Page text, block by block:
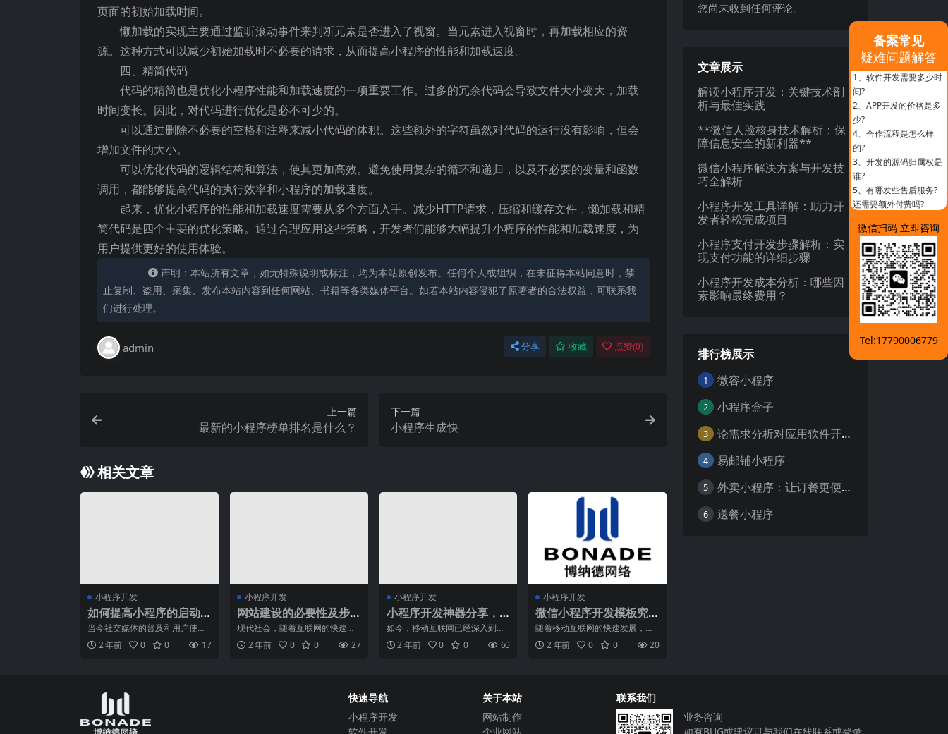
页面的初始加载时间。
懒加载的实现主要通过监听滚动事件来判断元素是否进入了视窗。当元素进入视窗时，再加载相应的资
源。这种方式可以减少初始加载时不必要的请求，从而提高小程序的性能和加载速度。
四、精简代码
代码的精简也是优化小程序性能和加载速度的一项重要工作。过多的冗余代码会导致文件大小变大，加载
时间变长。因此，对代码进行优化是必不可少的。
可以通过删除不必要的空格和注释来减小代码的体积。这些额外的字符虽然对代码的运行没有影响，但会
增加文件的大小。
可以优化代码的逻辑结构和算法，使其更加高效。避免使用复杂的循环和递归，以及不必要的变量和函数
调用，都能够提高代码的执行效率和小程序的加载速度。
起来，优化小程序的性能和加载速度需要从多个方面入手。减少HTTP请求，压缩和缓存文件，懒加载和精
简代码是四个主要的优化策略。通过合理应用这些策略，开发者们能够大幅提升小程序的性能和加载速度，为
用户提供更好的使用体验。
声明：本站所有文章，如无特殊说明或标注，均为本站原创发布。任何个人或组织，在未征得本站同意时，禁
止复制、盗用、采集、发布本站内容到任何网站、书籍等各类媒体平台。如若本站内容侵犯了原著者的合法权益，可联系我
们进行处理。
admin 分享 收藏 点赞(0)
上一篇
最新的小程序榜单排名是什么？
下一篇
小程序生成快
相关文章
小程序开发
如何提高小程序的启动
速度？
当今社交媒体的普及和用户使用
习惯的改变，使得小程序成为了
许多企业和个人必不可少的
2 年前 0 0 17
小程序开发
网站建设的必要性及步
骤
现代社会，随着互联网的快速发
展，网站建设已经成为企业和个
人传播信息、推广产品的重
2 年前 0 0 27
小程序开发
小程序开发神器分享，
让你开发效率压轴
如今，移动互联网已经深入到我
们的生活中的方方面面。而作为
移动互联网发展的新生力量
2 年前 0 0 60
小程序开发
微信小程序开发模板究
竟有哪些好处？价格多
少？
随着移动互联网的快速发展，微
信小程序作为一种轻量级的应用
形式，受到了越来越多企业
2 年前 0 0 20
您尚未收到任何评论。
文章展示
解读小程序开发：关键技术剖
析与最佳实践
**微信人脸核身技术解析：保
障信息安全的新利器**
微信小程序解决方案与开发技
巧全解析
小程序开发工具详解：助力开
发者轻松完成项目
小程序支付开发步骤解析：实
现支付功能的详细步骤
小程序开发成本分析：哪些因
素影响最终费用？
排行榜展示
1 微容小程序
2 小程序盒子
3 论需求分析对应用软件开发的重要性
4 易邮铺小程序
5 外卖小程序：让订餐更便捷，吃货的福音
6 送餐小程序
快速导航
小程序开发
关于本站
网站制作
联系我们
业务咨询
备案常见
疑难问题解答
1、 软件开发需要多少时
间?
2、 APP开发的价格是多
少?
4、 合作流程是怎么样
的?
3、 开发的源码归属权是
谁?
5、 有哪发些售后服务?
还需要额外付费吗?
微信扫码 立即咨询
Tel:17790006779